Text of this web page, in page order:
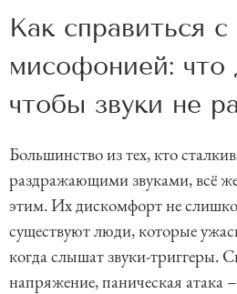
Как справиться с
мисофонией: что
чтобы звуки не
Большинство из тех, кто
раздражающими звуками, всё
этим. Их дискомфорт не
существуют люди, которые
когда слышат звуки-триггеры.
напряжение, паническая атака